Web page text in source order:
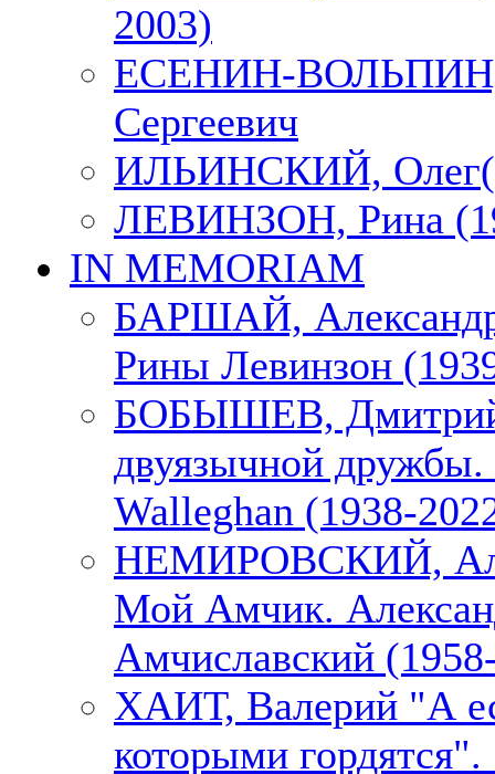
2003)
ЕСЕНИН-ВОЛЬПИН,
Сергеевич
ИЛЬИНСКИЙ,
ЛЕВИНЗОН, Рина
IN MEMORIAM
БАРШАЙ,
Рины Левинзон
БОБЫШЕВ,
двуязычной
Walleghan (1938-
НЕМИРОВСКИЙ,
Мой Амчик.
Амчиславский
ХАИТ, Валерий "А
которыми